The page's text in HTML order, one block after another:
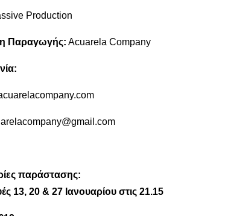
Production
Παραγωγής: Αcuarela Company
παράστασης:
13, 20 & 27 Ιανουαρίου στις 21.15